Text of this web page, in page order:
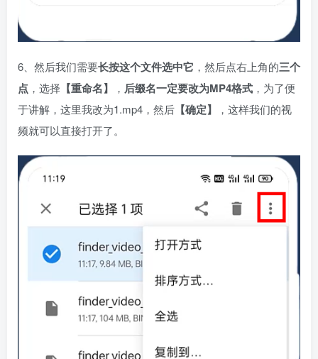
6、然后我们需要长按这个文件选中它 ，然后点右上角的三个
点 ，选择 【重命名】 ， 后缀名一定要改为MP4格式 ，为了便
于讲解，这里我改为1.mp4，然后 【确定】
，这样我们的视
频就可以直接打开了。